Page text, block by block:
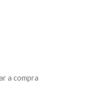
a compra